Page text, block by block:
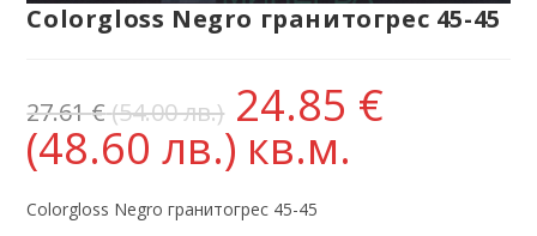
Colorgloss Negro гранитогрес 45-45
27.61€(54.00 лв.) 24.85 €
(48.60 лв.) кв.м.
Colorgloss Negro гранитогрес 45-45